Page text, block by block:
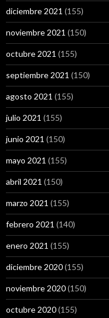
diciembre 2021 (155)
noviembre 2021 (150)
octubre 2021 (155)
septiembre 2021 (150)
agosto 2021 (155)
julio 2021 (155)
junio 2021 (150)
mayo 2021 (155)
abril 2021 (150)
marzo 2021 (155)
febrero 2021 (140)
enero 2021 (155)
diciembre 2020(155)
noviembre 2020(150)
octubre 2020(155)